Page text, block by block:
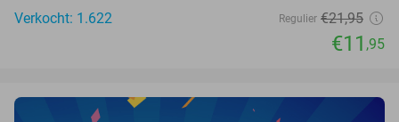
Verkocht: 1.622
Regulier €21,95
€11 ,95